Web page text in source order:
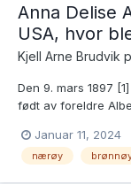
Anna Delise
USA, hvor
Kjell Arne Brudvik
Den 9. mars 1897
født av foreldre
sin hustru og går
tyder på at han var
Januar 11, 2024
nærøy